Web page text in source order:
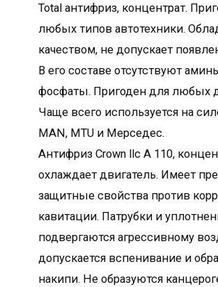
Total антифриз, концентрат.
любых типов автотехники.
качеством, не допускает
В его составе отсутствуют
фосфаты. Пригоден для любых
Чаще всего используется на
MAN, MTU и Мерседес.
Антифриз Сrown llc А 110,
охлаждает двигатель. Имеет
защитные свойства против
кавитации. Патрубки и
подвергаются агрессивному
допускается вспенивание и
накипи. Не образуются